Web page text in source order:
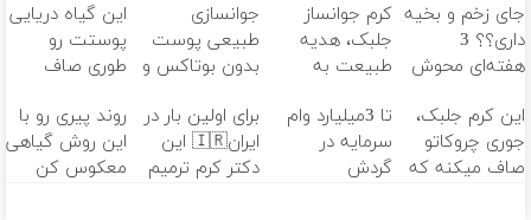
جای زخم و بخیه
داری؟؟ 3
هفته‌ای محوش
کرم جوانساز
جلبک، هدیه
طبیعت به
تخفیف ویژه)
جوانسازی
طبیعی پوست
بدون بوتاکس و
با تخفیف ویژه
این گیاه دریایی
پوستت رو
طوری صاف
20سال جوون
شدی🔥
این کرم جلبک،
جوری چروکاتو
صاف میکنه که
تا 3میلیارد وام
سرمایه در
گردش
برای اولین بار در
ایران🇮🇷 این
دکتر کرم ترمیم
روند پیری رو با
این روش گیاهی
معکوس کن